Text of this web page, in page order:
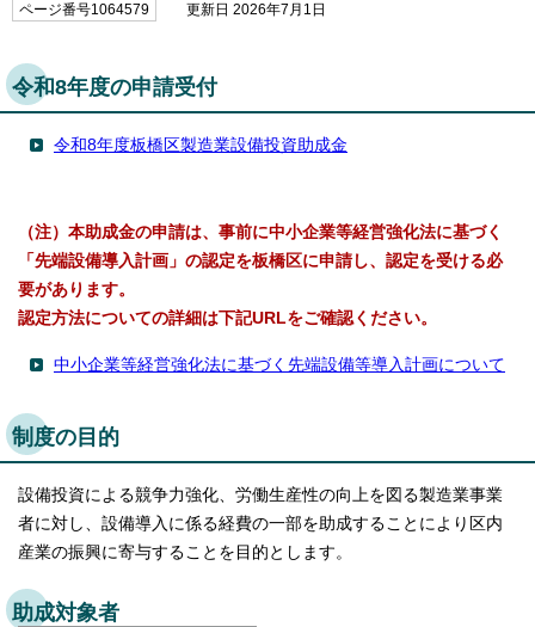
ページ番号1064579 更新日 2026年7月1日
令和8年度の申請受付
令和8年度板橋区製造業設備投資助成金
（注）本助成金の申請は、事前に中小企業等経営強化法に基づく
「先端設備導入計画」の認定を板橋区に申請し、認定を受ける必
要があります。
認定方法についての詳細は下記URLをご確認ください。
中小企業等経営強化法に基づく先端設備等導入計画について
制度の目的
設備投資による競争力強化、労働生産性の向上を図る製造業事業
者に対し、設備導入に係る経費の一部を助成することにより区内
産業の振興に寄与することを目的とします。
助成対象者